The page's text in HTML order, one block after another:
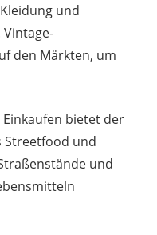
und
den Märkten, um
Einkaufen bietet der
Streetfood und
und